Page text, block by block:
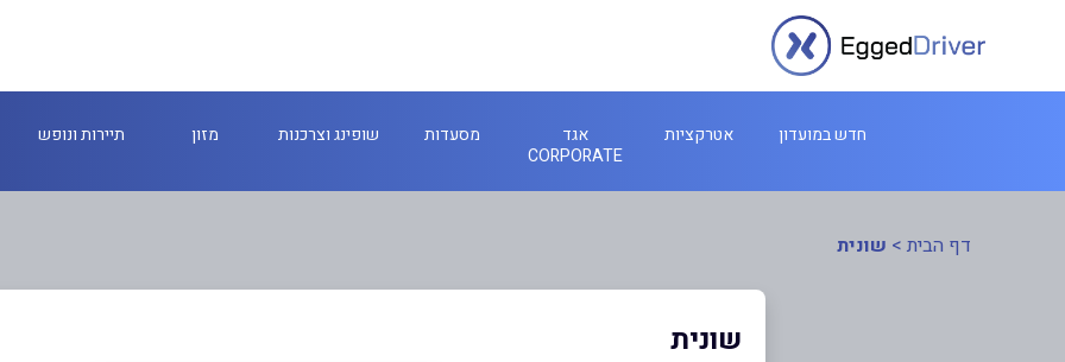
חדש במועדון אטרקציות
אגד
CORPORATE
מסעדות שופינג וצרכנות מזון תיירות ונופש
דף הבית > שונית
שונית